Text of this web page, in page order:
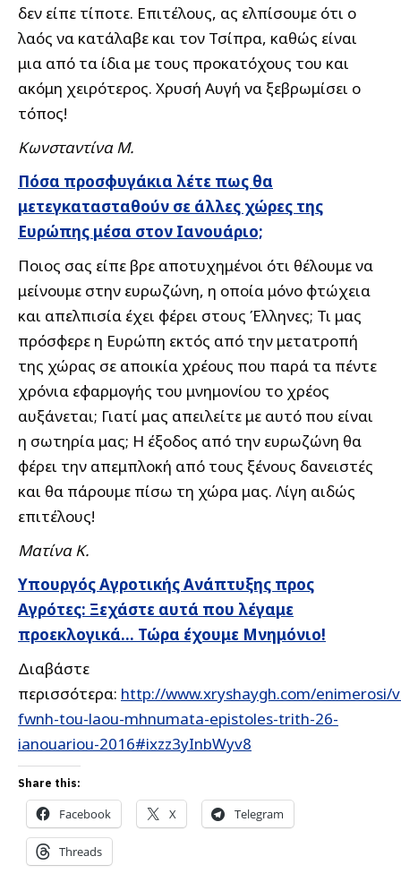
δεν είπε τίποτε. Επιτέλους, ας ελπίσουμε ότι ο
λαός να κατάλαβε και τον Τσίπρα, καθώς είναι
μια από τα ίδια με τους προκατόχους του και
ακόμη χειρότερος. Χρυσή Αυγή να ξεβρωμίσει ο
τόπος!
Κωνσταντίνα Μ.
Πόσα προσφυγάκια λέτε πως θα
μετεγκατασταθούν σε άλλες χώρες της
Ευρώπης μέσα στον Ιανουάριο;
Ποιος σας είπε βρε αποτυχημένοι ότι θέλουμε να
μείνουμε στην ευρωζώνη, η οποία μόνο φτώχεια
και απελπισία έχει φέρει στους Έλληνες; Τι μας
πρόσφερε η Ευρώπη εκτός από την μετατροπή
της χώρας σε αποικία χρέους που παρά τα πέντε
χρόνια εφαρμογής του μνημονίου το χρέος
αυξάνεται; Γιατί μας απειλείτε με αυτό που είναι
η σωτηρία μας; Η έξοδος από την ευρωζώνη θα
φέρει την απεμπλοκή από τους ξένους δανειστές
και θα πάρουμε πίσω τη χώρα μας. Λίγη αιδώς
επιτέλους!
Ματίνα Κ.
Υπουργός Αγροτικής Ανάπτυξης προς
Αγρότες: Ξεχάστε αυτά που λέγαμε
προεκλογικά… Τώρα έχουμε Μνημόνιο!
Διαβάστε
περισσότερα: http://www.xryshaygh.com/enimerosi/
fwnh-tou-laou-mhnumata-epistoles-trith-26-
ianouariou-2016#ixzz3yInbWyv8
Share this:
Facebook X Telegram
Threads